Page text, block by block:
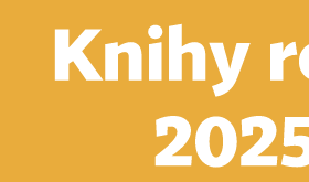
Vyhľadávanie